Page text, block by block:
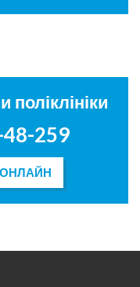
259